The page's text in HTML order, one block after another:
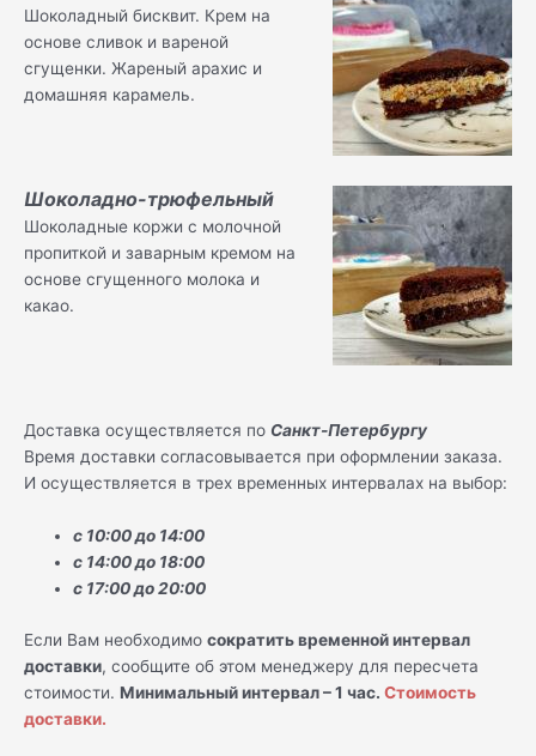
Шоколадный бисквит. Крем на
основе сливок и вареной
сгущенки. Жареный арахис и
домашняя карамель.
Шоколадно-трюфельный
Шоколадные коржи с молочной
пропиткой и заварным кремом на
основе сгущенного молока и
какао.
Доставка осуществляется по Санкт-Петербургу
Время доставки согласовывается при оформлении заказа.
И осуществляется в трех временных интервалах на выбор:
с 10:00 до 14:00
с 14:00 до 18:00
с 17:00 до 20:00
Если Вам необходимо сократить временной интервал
доставки, сообщите об этом менеджеру для пересчета
стоимости. Минимальный интервал – 1 час. Стоимость
доставки.